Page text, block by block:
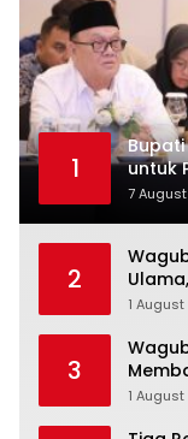
1
Bupati
untuk
7
2
Raya
1
3
1